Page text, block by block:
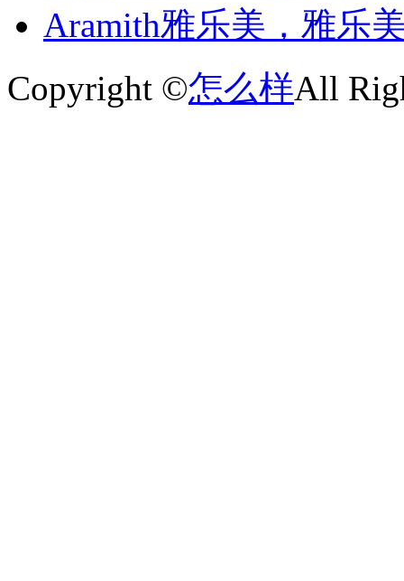
Aramith雅乐美，雅乐
Copyright ©怎么样All